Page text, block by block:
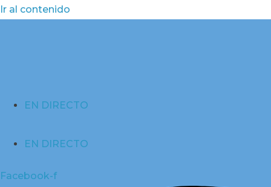
Ir al contenido
EN DIRECTO
EN DIRECTO
Facebook-f